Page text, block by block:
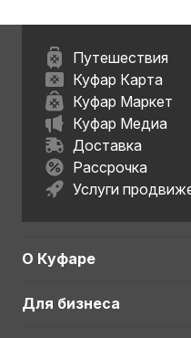
Путешествия
Куфар Карта
Куфар Маркет
Куфар Медиа
Доставка
Рассрочка
Услуги
О Куфаре
Для бизнеса